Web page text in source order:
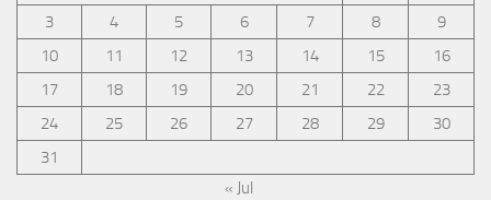
3
4 5 6 7 8
9
10
11 12 13 14 15
16
17
18 19 20 21 22
23
24
25 26 27 28 29
30
31
« Jul